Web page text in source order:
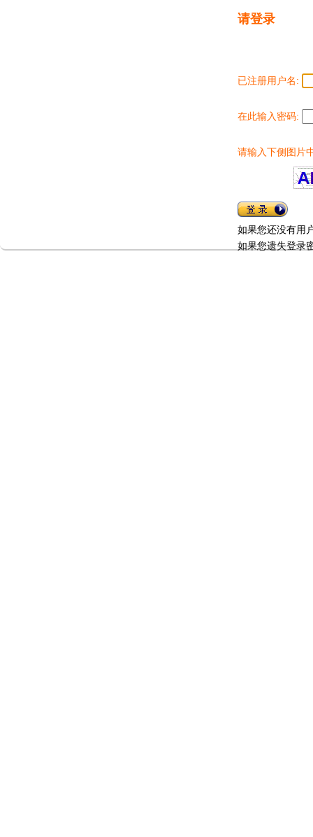
请登录
已注册用户名:
在此输入密码:
请输入下侧图片
如果您还没有用
如果您遗失登录